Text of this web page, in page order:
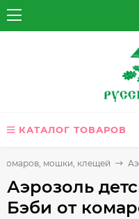
КАТАЛОГ ТОВАРОВ
комаров, мошки, клещей
Аэрозоль
Бэби от